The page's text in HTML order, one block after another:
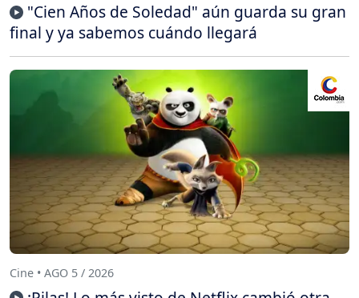
"Cien Años de Soledad" aún guarda su gran
final y ya sabemos cuándo llegará
Cine • AGO 5 / 2026